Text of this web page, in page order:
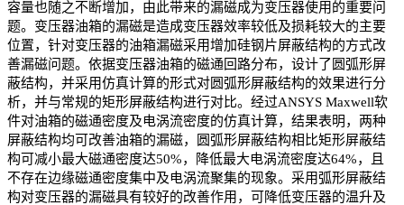
容量也随之不断增加，由此带来的漏磁成为变压器使用的重要问
题。变压器油箱的漏磁是造成变压器效率较低及损耗较大的主要
位置，针对变压器的油箱漏磁采用增加硅钢片屏蔽结构的方式改
善漏磁问题。依据变压器油箱的磁通回路分布，设计了圆弧形屏
蔽结构，并采用仿真计算的形式对圆弧形屏蔽结构的效果进行分
析，并与常规的矩形屏蔽结构进行对比。经过ANSYS Maxwell软
件对油箱的磁通密度及电涡流密度的仿真计算，结果表明，两种
屏蔽结构均可改善油箱的漏磁，圆弧形屏蔽结构相比矩形屏蔽结
构可减小最大磁通密度达50%，降低最大电涡流密度达64%，且
不存在边缘磁通密度集中及电涡流聚集的现象。采用弧形屏蔽结
构对变压器的漏磁具有较好的改善作用，可降低变压器的温升及